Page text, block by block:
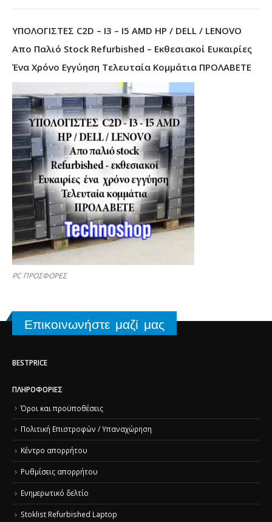
ΥΠΟΛΟΓΙΣΤΕΣ C2D – I3 – I5 AMD HP / DELL / LENOVO
Απο Παλιό Stock Refurbished – Εκθεσιακοί Ευκαιρίες
Ένα Χρόνο Εγγύηση Τελευταία Κομμάτια ΠΡΟΛΑΒΕΤΕ
PC ΠΡΟΣΦΟΡΕΣ
Επικοινωνήστε μαζί μας
BESTPRICE
ΠΛΗΡΟΦΟΡΊΕΣ
Όροι και προϋποθέσεις
Πολιτική Επιστροφών / Υπαναχώρηση
Κέντρο απορρήτου
Ρυθμίσεις απορρήτου
Ενημερωτικό δελτίο
Stoklist Refurbished Laptop